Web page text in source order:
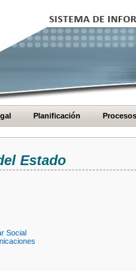
Planificación Procesos
Estado
Social